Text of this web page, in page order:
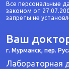
Все персональные
законом от
запреты не
Ваш
г. Мурманск, пер.
Лабораторная